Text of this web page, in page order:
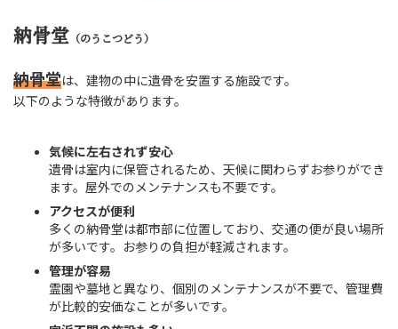
納骨堂 （のうこつどう）
納骨堂は、建物の中に遺骨を安置する施設です。
以下のような特徴があります。
気候に左右されず安心
遺骨は室内に保管されるため、天候に関わらずお参りができ
ます。屋外でのメンテナンスも不要です。
アクセスが便利
多くの納骨堂は都市部に位置しており、交通の便が良い場所
が多いです。お参りの負担が軽減されます。
管理が容易
霊園や墓地と異なり、個別のメンテナンスが不要で、管理費
が比較的安価なことが多いです。